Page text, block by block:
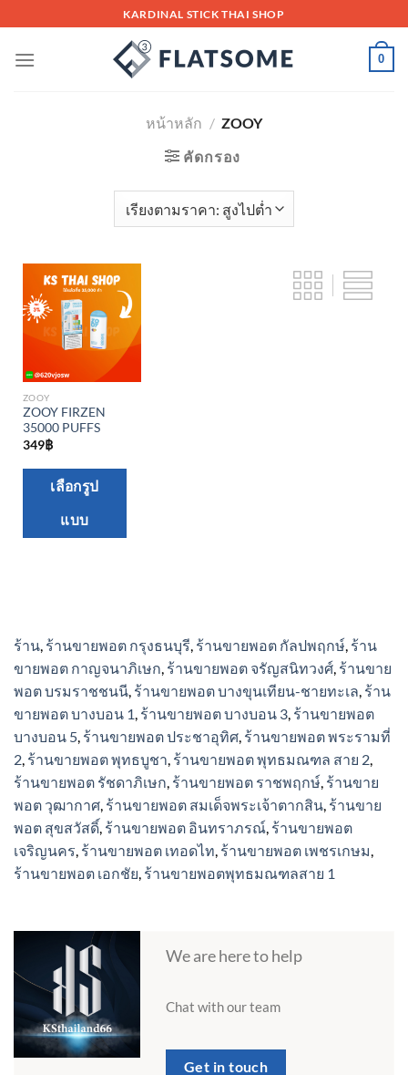
to
content
KARDINAL STICK THAI SHOP
0
หน้าหลัก / ZOOY
คัดกรอง
ZOOY
ZOOY FIRZEN
35000 PUFFS
349฿
เลือกรูป
แบบ
be
chosen
on
the
product
page
ร้าน ร้านขายพอต กรุงธนบุรี ร้านขายพอต กัลปพฤกษ์ ร้าน
ขายพอต กาญจนาภิเษก ร้านขายพอต จรัญสนิทวงศ์ ร้านขาย
พอต บรมราชชนนี ร้านขายพอต บางขุนเทียน-ชายทะเล ร้าน
ขายพอต บางบอน 1 ร้านขายพอต บางบอน 3 ร้านขายพอต
บางบอน 5 ร้านขายพอต ประชาอุทิศ ร้านขายพอต พระรามที่
2 ร้านขายพอต พุทธบูชา ร้านขายพอต พุทธมณฑล สาย 2
ร้านขายพอต รัชดาภิเษก ร้านขายพอต ราชพฤกษ์ ร้านขาย
พอต วุฒากาศ ร้านขายพอต สมเด็จพระเจ้าตากสิน ร้านขาย
พอต สุขสวัสดิ์ ร้านขายพอต อินทราภรณ์ ร้านขายพอต
เจริญนคร ร้านขายพอต เทอดไท ร้านขายพอต เพชรเกษม
ร้านขายพอต เอกชัย ร้านขายพอตพุทธมณฑลสาย 1
We are here to help
Chat with our team
Get in touch